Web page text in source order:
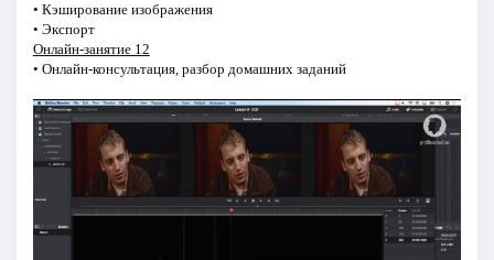
• Кэширование изображения
• Экспорт
Онлайн-занятие 12
• Онлайн-консультация, разбор домашних заданий